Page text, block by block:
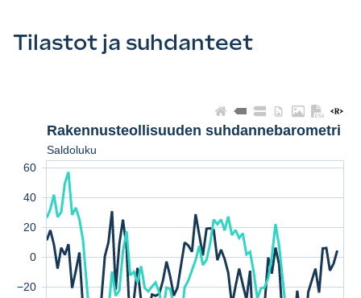
Tilastot ja suhdanteet